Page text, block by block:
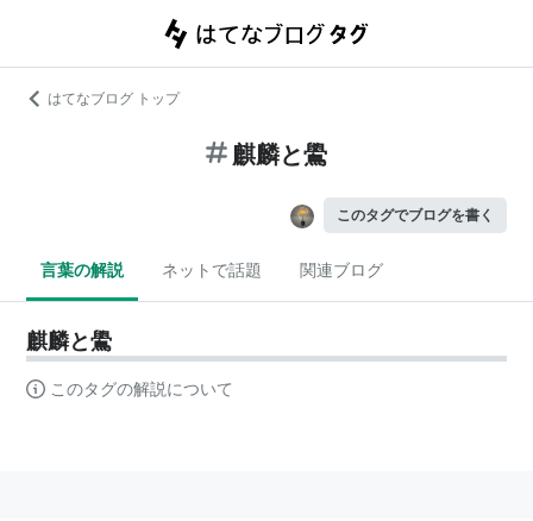
はてなブログ トップ
麒麟と鷽
このタグでブログを書く
言葉の解説 ネットで話題 関連ブログ
麒麟と鷽
このタグの解説について